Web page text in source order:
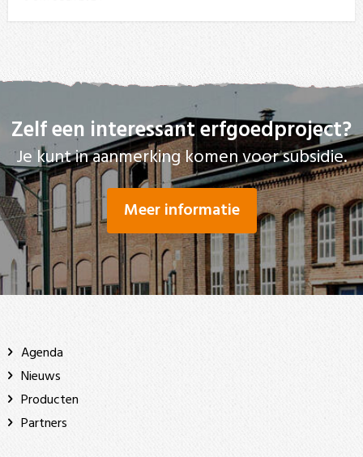
Zelf een interessant erfgoedproject?
Je kunt in aanmerking komen voor subsidie.
Meer informatie
Agenda
Nieuws
Producten
Partners